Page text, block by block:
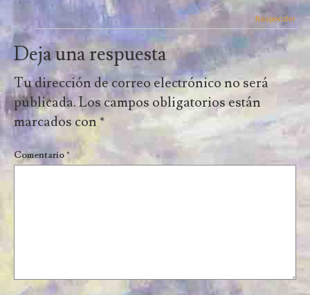
Responder
Deja una respuesta
Tu dirección de correo electrónico no será
publicada.Los campos obligatorios están
marcados con*
Comentario*